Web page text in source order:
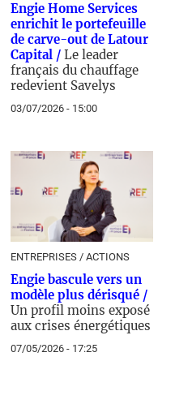
Engie Home Services
enrichit le portefeuille
de carve-out de Latour
Capital / Le leader
français du chauffage
redevient Savelys
03/07/2026 - 15:00
ENTREPRISES / ACTIONS
Engie bascule vers un
modèle plus dérisqué /
Un profil moins exposé
aux crises énergétiques
07/05/2026 - 17:25